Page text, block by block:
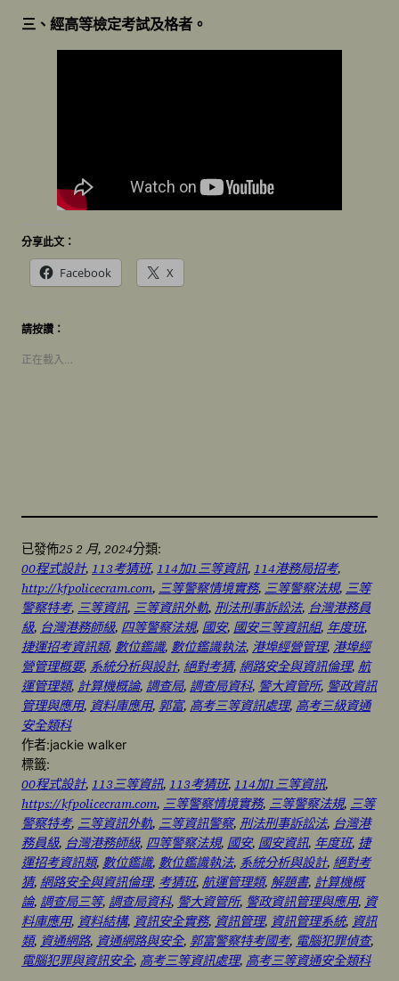
三、經高等檢定考試及格者。
分享此文：
Facebook X
請按讚：
正在載入…
已發佈25 2 月, 2024分類:
00程式設計, 113考猜班, 114加1三等資訊, 114港務局招考
http://kfpolicecram.com, 三等警察情境實務, 三等警察法規, 三等
警察特考, 三等資訊, 三等資訊外軌, 刑法刑事訴訟法, 台灣港務員
級, 台灣港務師級, 四等警察法規, 國安, 國安三等資訊組, 年度班
捷運招考資訊類, 數位鑑識, 數位鑑識執法, 港埠經營管理, 港埠經
營管理概要, 系統分析與設計, 絕對考猜, 網路安全與資訊倫理, 航
運管理類, 計算機概論, 調查局, 調查局資科, 警大資管所, 警政資訊
管理與應用, 資料庫應用, 郭富, 高考三等資訊處理, 高考三級資通
安全類科
作者:jackie walker
標籤:
00程式設計, 113三等資訊, 113考猜班, 114加1三等資訊
https://kfpolicecram.com, 三等警察情境實務, 三等警察法規, 三等
警察特考, 三等資訊外軌, 三等資訊警察, 刑法刑事訴訟法, 台灣港
務員級, 台灣港務師級, 四等警察法規, 國安, 國安資訊, 年度班, 捷
運招考資訊類, 數位鑑識, 數位鑑識執法, 系統分析與設計, 絕對考
猜, 網路安全與資訊倫理, 考猜班, 航運管理類, 解題書, 計算機概
論, 調查局三等, 調查局資科, 警大資管所, 警政資訊管理與應用, 資
料庫應用, 資料結構, 資訊安全實務, 資訊管理, 資訊管理系統, 資訊
類, 資通網路, 資通網路與安全, 郭富警察特考國考, 電腦犯罪偵查
電腦犯罪與資訊安全, 高考三等資訊處理, 高考三等資通安全類科